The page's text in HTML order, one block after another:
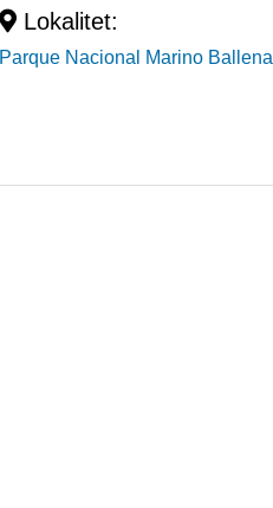
Lokalitet:
Parque Nacional Marino Ballena